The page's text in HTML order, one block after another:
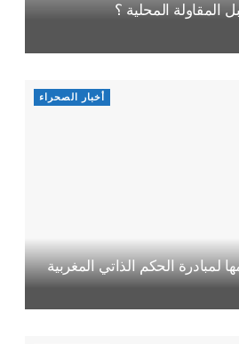
المقاولة المحلية ؟
أخبار الصحراء
لمبادرة الحكم الذاتي المغربية